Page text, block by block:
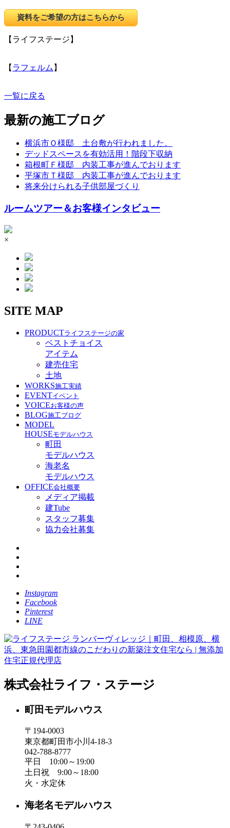
資料をご希望の方はこちらから
【ライフステージ】
【 ラフェルム 】
一覧に戻る
最新の施工ブログ
横浜市Ｏ様邸 土台敷が行われました。
デッドスペースを有効活用！階段下収納
箱根町Ｆ様邸 内装工事が進んでおります
平塚市Ｔ様邸 内装工事が進んでおります
将来分けられる子供部屋づくり
ルームツアー＆お客様インタビュー
×
SITE MAP
PRODUCTライフステージの家
ベストチョイス
アイテム
建売住宅
土地
WORKS施工実績
EVENTイベント
VOICEお客様の声
BLOG施工ブログ
MODEL
HOUSEモデルハウス
町田
モデルハウス
海老名
モデルハウス
OFFICE会社概要
メディア掲載
建Tube
スタッフ募集
協力会社募集
Instagram
Facebook
Pinterest
LINE
株式会社ライフ・ステージ
町田モデルハウス
〒194-0003
東京都町田市小川4-18-3
042-788-8777
平日 10:00～19:00
土日祝 9:00～18:00
火・水定休
海老名モデルハウス